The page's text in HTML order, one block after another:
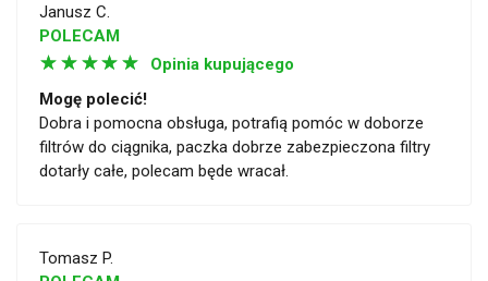
Janusz C.
POLECAM
☆☆☆☆☆
Opinia kupującego
Mogę polecić!
Dobra i pomocna obsługa, potrafią pomóc w doborze
filtrów do ciągnika, paczka dobrze zabezpieczona filtry
dotarły całe, polecam będe wracał.
Tomasz P.